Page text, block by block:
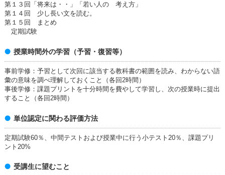
第１３回「将来は・・」「若い人の 考え方」
第１４回 少し長い文を読む。
第１５回 まとめ
定期試験
授業時間外の学習（予習・復習等）
事前学修：予習として次回に該当する教科書の範囲を読み、わからない語
彙の意味を調べ理解しておくこと（各回2時間）
事後学修：課題プリントを十分時間を費やして学習し、次の授業時に提出
すること（各回2時間）
単位認定に関わる評価方法
定期試験60％、中間テストおよび授業中に行う小テスト20％、課題プリ
ント20%
受講生に望むこと